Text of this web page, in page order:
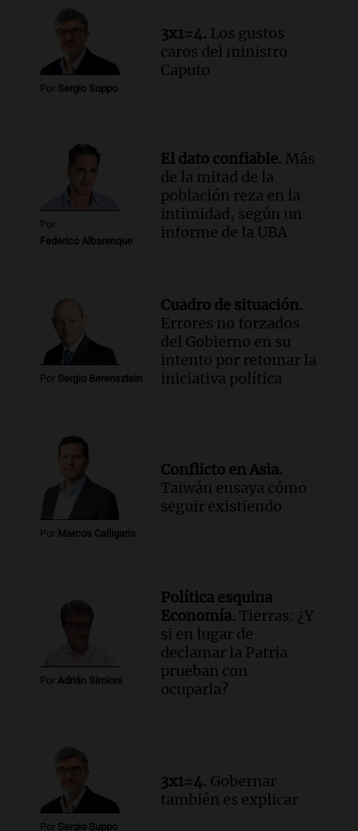
reglamentación": el reclamo del Kennel
Club por los criaderos de perros
Noticias Rosario
Episodios
Audio.Trump acusa a México de
Panorama Federal
Episodios
Por Sergio Suppo
3x1=4. Los gustos
caros del ministro
Caputo
Por
Federico Albarenque
El dato confiable. Más
de la mitad de la
población reza en la
intimidad, según un
informe de la UBA
Por Sergio Berensztein
Cuadro de situación.
Errores no forzados
del Gobierno en su
intento por retomar la
iniciativa política
Por Marcos Calligaris
Conflicto en Asia.
Taiwán ensaya cómo
seguir existiendo
Por Adrián Simioni
Política esquina
Economía. Tierras: ¿Y
si en lugar de
declamar la Patria
prueban con
ocuparla?
Por Sergio Suppo
3x1=4. Gobernar
también es explicar